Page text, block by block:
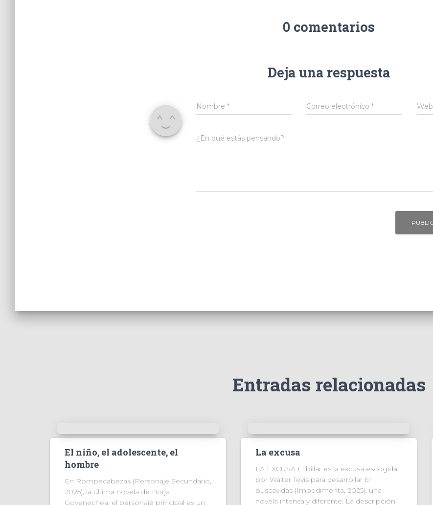
0 comentarios
Deja una respuesta
Nombre * Correo electrónico* Web
¿En qué estás pensando?
Entradas relacionadas
El niño, el adolescente, el
hombre
En Rompecabezas (Personaje Secundario,
2025), la última novela de Borja
Goyenechea, el personaje principal es un
La excusa
LA EXCUSA El billar es la excusa escogida
por Walter Tevis para desarrollar El
buscavidas (Impedimenta, 2025), una
novela intensa y diferente. La descripción